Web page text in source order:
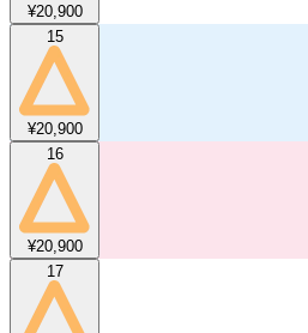
¥20,900
15
¥20,900
16
¥20,900
17